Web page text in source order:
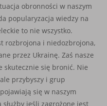
obronności w naszym
popularyzacja wiedzy na
to nie wszystko.
rozbrojona i niedozbrojona,
przez Ukrainę. Zaś nasze
skutecznie się bronić. Nie
przybyszy i grup
się w naszym
jeśli zagrożone jest